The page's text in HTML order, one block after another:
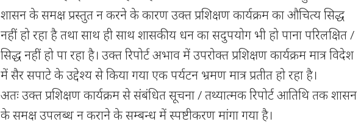
शासन के समक्ष प्रस्तुत न करने के कारण उक्त प्रशिक्षण कार्यक्रम का औचित्य सिद्ध
नहीं हो रहा है तथा साथ ही साथ शासकीय धन का सदुपयोग भी हो पाना परिलक्षित /
सिद्ध नहीं हो पा रहा है। उक्त रिपोर्ट अभाव में उपरोक्त प्रशिक्षण कार्यक्रम मात्र विदेश
में सैर सपाटे के उद्देश्य से किया गया एक पर्यटन भ्रमण मात्र प्रतीत हो रहा है।
अतः उक्त प्रशिक्षण कार्यक्रम से संबंधित सूचना / तथ्यात्मक रिपोर्ट आतिथि तक शासन
के समक्ष उपलब्ध न कराने के सम्बन्ध में स्पष्टीकरण मांगा गया है।